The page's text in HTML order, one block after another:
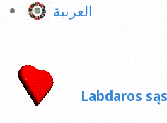
العربية
Labdaros